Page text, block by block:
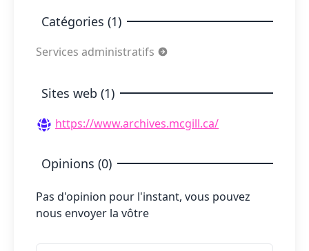
Catégories (1)
Services administratifs
Sites web (1)
https://www.archives.mcgill.ca/
Opinions (0)
Pas d'opinion pour l'instant, vous pouvez
nous envoyer la vôtre